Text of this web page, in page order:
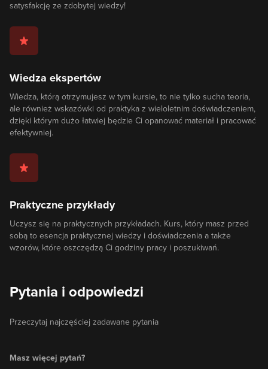
satysfakcję ze zdobytej wiedzy!
Wiedza ekspertów
Wiedza, którą otrzymujesz w tym kursie, to nie tylko sucha teoria,
ale również wskazówki od praktyka z wieloletnim doświadczeniem,
dzięki którym dużo łatwiej będzie Ci opanować materiał i pracować
efektywniej.
Praktyczne przykłady
Uczysz się na praktycznych przykładach. Kurs, który masz przed
sobą to esencja praktycznej wiedzy i doświadczenia a także
wzorów, które oszczędzą Ci godziny pracy i poszukiwań.
Pytania i odpowiedzi
Przeczytaj najczęściej zadawane pytania
Masz więcej pytań?